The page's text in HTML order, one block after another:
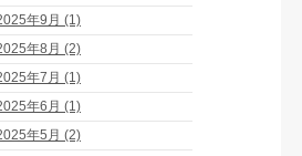
年9月 (1)
年8月 (2)
年7月 (1)
年6月 (1)
年5月 (2)